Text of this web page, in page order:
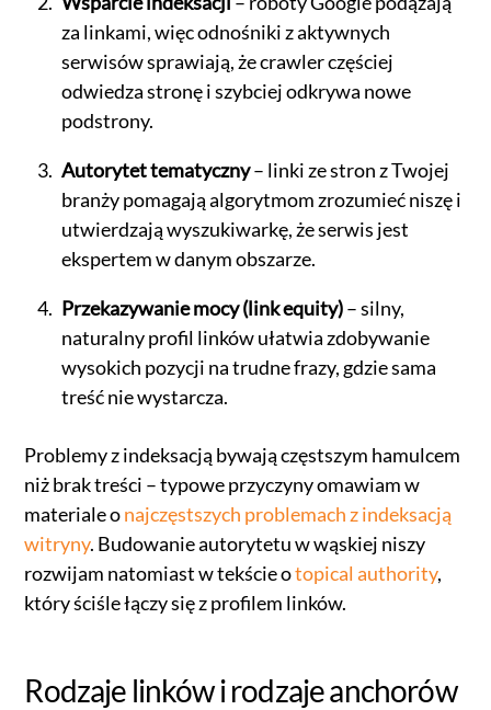
za linkami, więc odnośniki z aktywnych
serwisów sprawiają, że crawler częściej
odwiedza stronę i szybciej odkrywa nowe
podstrony.
Autorytet tematyczny– linki ze stron z Twojej
branży pomagają algorytmom zrozumieć niszę i
utwierdzają wyszukiwarkę, że serwis jest
ekspertem w danym obszarze.
Przekazywanie mocy (link equity)– silny,
naturalny profil linków ułatwia zdobywanie
wysokich pozycji na trudne frazy, gdzie sama
treść nie wystarcza.
Problemy z indeksacją bywają częstszym hamulcem
niż brak treści – typowe przyczyny omawiam w
materiale onajczęstszych problemach z indeksacją
witryny. Budowanie autorytetu w wąskiej niszy
rozwijam natomiast w tekście otopical authority,
który ściśle łączy się z profilem linków.
Rodzaje linków i rodzaje anchorów